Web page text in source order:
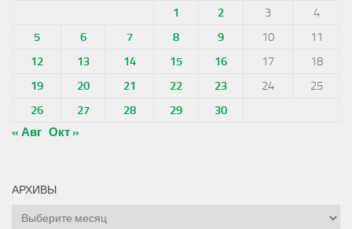
1
2 3
4
5
6 7 8 9 10
11
12
13 14 15 16 17
18
19
20 21 22 23 24
25
26
27 28 29
30
« Авг Окт »
АРХИВЫ
Архивы